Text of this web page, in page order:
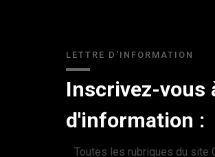
LETTRE D'INFORMATION
Inscrivez-vous
d'information :
Toutes les rubriques du site